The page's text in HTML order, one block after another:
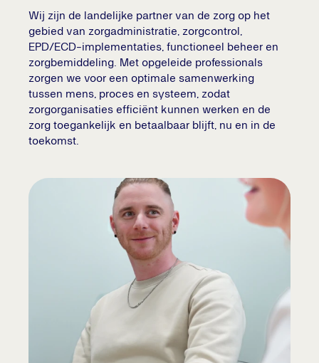
Wij zijn de landelijke partner van de zorg op het
gebied van zorgadministratie, zorgcontrol,
EPD/ECD-implementaties, functioneel beheer en
zorgbemiddeling. Met opgeleide professionals
zorgen we voor een optimale samenwerking
tussen mens, proces en systeem, zodat
zorgorganisaties efficiënt kunnen werken en de
zorg toegankelijk en betaalbaar blijft, nu en in de
toekomst.